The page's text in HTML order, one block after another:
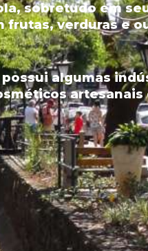
sobretudo em
frutas, verduras e
algumas
artesanais